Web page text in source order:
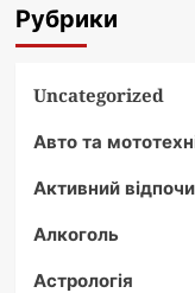
Рубрики
Uncategorized
Авто та
Активний
Алкоголь
Астрологія